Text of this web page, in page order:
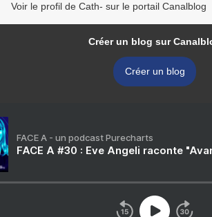
Voir le profil de Cath- sur le portail Canalblog
Créer un blog sur
Créer un blog
FACE A - un podcast Purecharts
FACE A #30 : Eve Angeli raconte